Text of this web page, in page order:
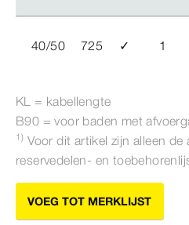
40/50 725 ✓ 1
KL = kabellengte
B90 = voor baden met
1) Voor dit artikel zijn alleen de
reservedelen- en
VOEG TOT MERKLIJST